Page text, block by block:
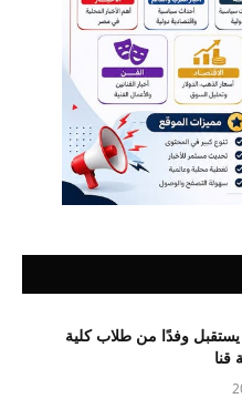
وفدًا من طلاب كلية
قنا